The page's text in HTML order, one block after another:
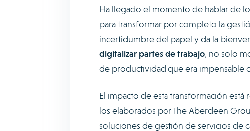
Ha llegado el momento de hablar de
para transformar por completo la
incertidumbre del papel y da la
digitalizar partes de trabajo, no solo
de productividad que era impensable
El impacto de esta transformación
los elaborados por The Aberdeen
soluciones de gestión de servicios de